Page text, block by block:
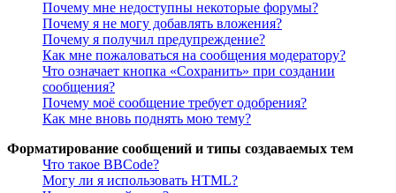
Почему мне недоступны некоторые форумы?
Почему я не могу добавлять вложения?
Почему я получил предупреждение?
Как мне пожаловаться на сообщения модератору?
Что означает кнопка «Сохранить» при создании
сообщения?
Почему моё сообщение требует одобрения?
Как мне вновь поднять мою тему?
Форматирование сообщений и типы создаваемых тем
Что такое BBCode?
Могу ли я использовать HTML?